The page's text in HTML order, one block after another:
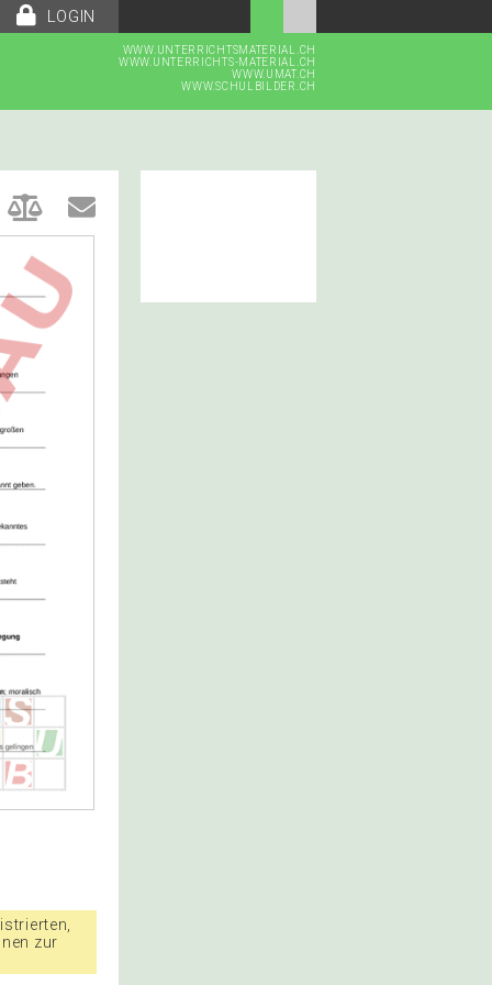
LOGIN
WWW.UNTERRICHTSMATERIAL.CH
WWW.UNTERRICHTS-MATERIAL.CH
WWW.UMAT.CH
WWW.SCHULBILDER.CH
zur